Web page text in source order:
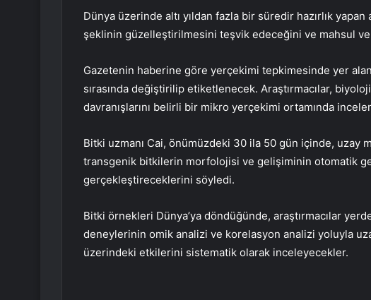
Dünya üzerinde altı yıldan fazla bir süredir hazırlık
şeklinin güzelleştirilmesini teşvik edeceğini ve mahsul
Gazetenin haberine göre yerçekimi tepkimesinde yer
sırasında değiştirilip etiketlenecek. Araştırmacılar,
davranışlarını belirli bir mikro yerçekimi ortamında
Bitki uzmanı Cai, önümüzdeki 30 ila 50 gün içinde, uzay
transgenik bitkilerin morfolojisi ve gelişiminin otomatik
gerçekleştireceklerini söyledi.
Bitki örnekleri Dünya’ya döndüğünde, araştırmacılar
deneylerinin omik analizi ve korelasyon analizi yoluyla
üzerindeki etkilerini sistematik olarak inceleyecekler.